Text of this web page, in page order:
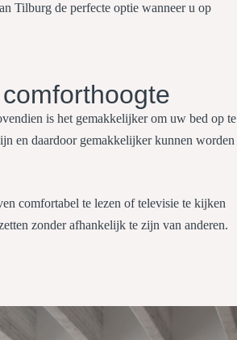
Tilburg de perfecte optie wanneer u op
is het gemakkelijker om uw bed op te
en daardoor gemakkelijker kunnen worden
comfortabel te lezen of televisie te kijken
zonder afhankelijk te zijn van anderen.